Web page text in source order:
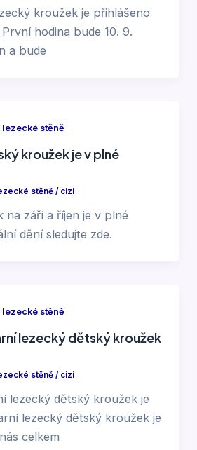
kroužek je přihlášeno
hodina bude 10. 9.
a bude
stěně
kroužek je v plné
stěně/ cizi
na září a říjen je v plné
dění sledujte zde.
stěně
lezecký dětský kroužek
stěně/ cizi
lezecký dětský kroužek je
lezecký dětský kroužek je
celkem